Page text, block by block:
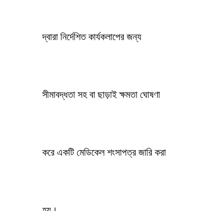
দ্বারা নির্দেশিত কার্যকলাপের জন্য
সীমাবদ্ধতা সহ বা ছাড়াই ক্ষমতা ঘোষণা
করে একটি মেডিকেল শংসাপত্র জারি করা